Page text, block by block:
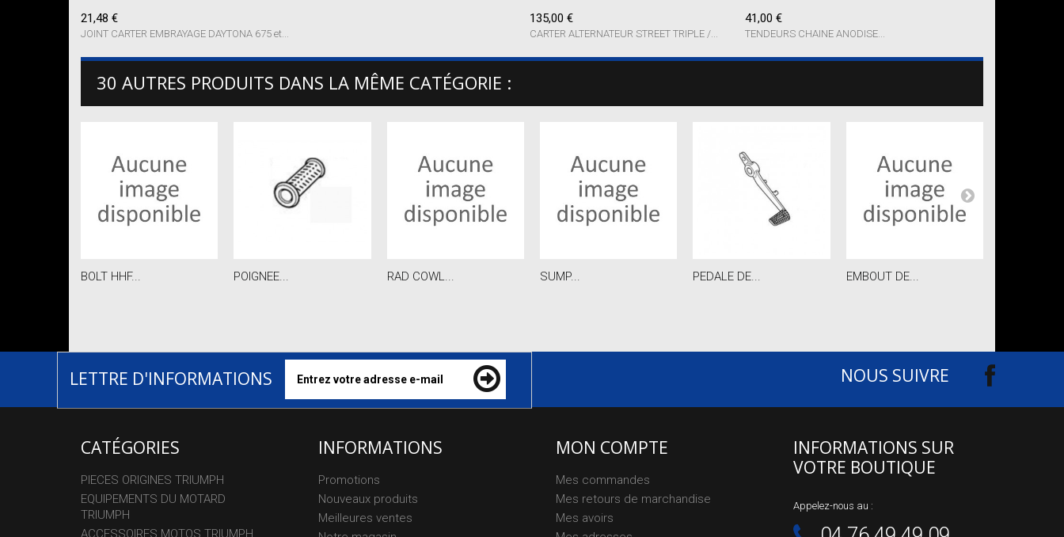
21,48 €
JOINT CARTER EMBRAYAGE DAYTONA 675 et...
135,00 €
CARTER ALTERNATEUR STREET TRIPLE /...
41,00 €
TENDEURS CHAINE ANODISE...
30 AUTRES PRODUITS DANS LA MÊME CATÉGORIE :
BOLT HHF... POIGNEE... RAD COWL... SUMP... PEDALE DE... EMBOUT DE...
LETTRE D'INFORMATIONS NOUS SUIVRE
CATÉGORIES
PIECES ORIGINES TRIUMPH
EQUIPEMENTS DU MOTARD
TRIUMPH
ACCESSOIRES MOTOS TRIUMPH
INFORMATIONS
Promotions
Nouveaux produits
Meilleures ventes
MON COMPTE
Mes commandes
Mes retours de marchandise
Mes avoirs
INFORMATIONS SUR
VOTRE BOUTIQUE
Appelez-nous au :